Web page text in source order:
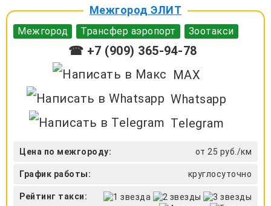
Межгород ЭЛИТ
Межгород Трансфер аэропорт Зоотакси
☎ +7 (909) 365-94-78
MAX
Whatsapp
Telegram
Цена по межгороду: от 25 руб./км
График работы: круглосуточно
Рейтинг такси: